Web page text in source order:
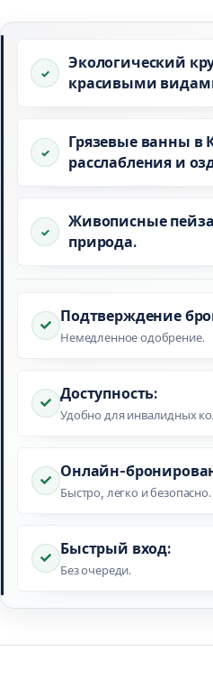
Экологический
красивыми
Грязевые ванны в
расслабления и
Живописные
природа.
Подтверждение
Немедленное одобрение.
Доступность:
Удобно для инвалидных
Онлайн-
Быстро, легко и безопасно.
Быстрый вход:
Без очереди.